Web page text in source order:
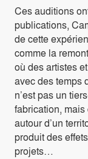
Ces auditions
publications,
de cette
comme la
où des artistes
avec des temps
n’est pas un
fabrication, mais
autour d’un
produit des
projets…